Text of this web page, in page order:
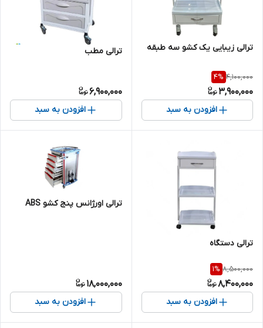
ترالی زیبایی یک کشو سه طبقه
4,100,000
4%
3,900,000
افزودن به سبد
ترالی مطب
6,900,000
افزودن به سبد
ترالی دستگاه
8,500,000
1%
8,400,000
افزودن به سبد
ترالی اورژانس پنج کشو ABS
18,000,000
افزودن به سبد